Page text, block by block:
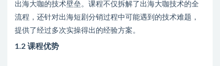
出海大咖的技术壁垒。课程不仅拆解了出海大咖技术的全
流程，还针对出海短剧分销过程中可能遇到的技术难题，
提供了经过多次实操得出的经验方案。
1.2 课程优势